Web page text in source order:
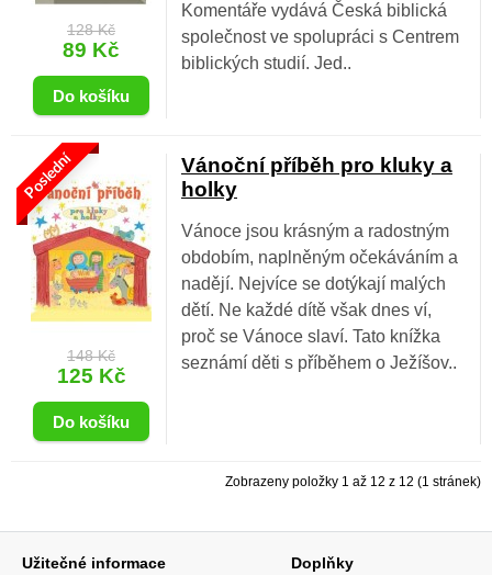
128 Kč
89 Kč
Komentáře vydává Česká biblická
společnost ve spolupráci s Centrem
biblických studií. Jed..
Poslední
148 Kč
125 Kč
Vánoční příběh pro kluky a
holky
Vánoce jsou krásným a radostným
obdobím, naplněným očekáváním a
nadějí. Nejvíce se dotýkají malých
dětí. Ne každé dítě však dnes ví,
proč se Vánoce slaví. Tato knížka
seznámí děti s příběhem o Ježíšov..
Zobrazeny položky 1 až 12 z 12 (1 stránek)
Užitečné informace Doplňky